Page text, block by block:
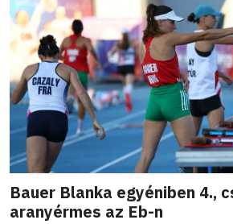
Bauer Blanka egyéniben 4.,
aranyérmes az Eb-n